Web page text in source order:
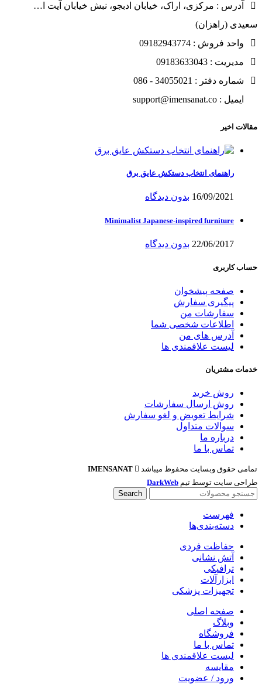
آدرس : مرکزی، اراک، خیابان ادبجو، نبش خیابان آیت ا…
سعیدی (راهزان)
واحد فروش : 09182943774
مدیریت : 09183633043
شماره دفتر : 34055021 - 086
ایمیل : support@imensanat.co
مقالات اخیر
راهنمای انتخاب دستکش عایق برق
16/09/2021 بدون دیدگاه
Minimalist Japanese-inspired furniture
22/06/2017 بدون دیدگاه
حساب کاربری
صفحه پیشخوان
پیگیری سفارش
سفارشات من
اطلاعات شخصی شما
آدرس های من
لیست علاقمندی ها
خدمات مشتریان
روش خرید
روش ارسال سفارشات
شرایط تعویض و لغو سفارش
سوالات متداول
درباره ما
تماس با ما
تمامی حقوق وبسایت محفوظ میباشد
طراحی سایت توسط تیم DarkWeb
Search
فهرست
دسته‌بندی‌ها
حفاظت فردی
آتش نشانی
ترافیکی
ابزارآلات
تجهیزات پزشکی
صفحه اصلی
وبلاگ
فروشگاه
تماس با ما
لیست علاقمندی ها
مقایسه
ورود / عضویت